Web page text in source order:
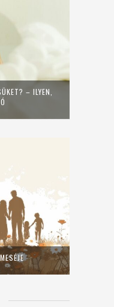
– ILYEN,